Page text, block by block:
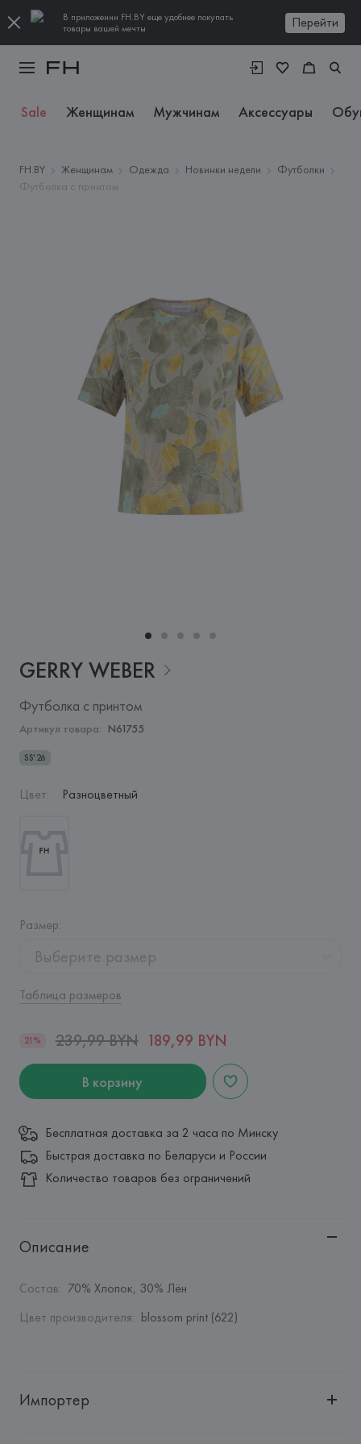
В приложении FH.BY еще удобнее покупать
товары вашей мечты
Перейти
Sale Женщинам Мужчинам Аксессуары
FH.BY Женщинам Одежда Новинки недели
Футболки
Футболка с принтом
GERRY WEBER
Футболка с принтом
Артикул товара: N61755
SS'26
Цвет: Разноцветный
Размер:
Выберите размер
Таблица размеров
21% 239,99 BYN 189,99 BYN
В корзину
Бесплатная доставка за 2 часа по Минску
Быстрая доставка по Беларуси и России
Количество товаров без ограничений
Описание
Состав: 70% Хлопок, 30% Лён
Цвет производителя: blossom print (622)
Импортер